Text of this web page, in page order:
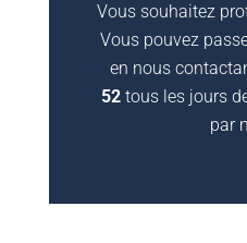
Vous souhaitez
Vous pouvez
en nous
52tous les jours
par